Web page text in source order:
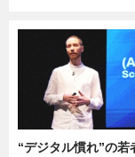
“デジタル慣れ”の若